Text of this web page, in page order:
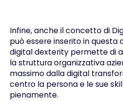
Infine, anche il concetto di
può essere inserito in questa
digital dexterity permette di
la struttura organizzativa
massimo dalla digital
centro la persona e le sue
pienamente.